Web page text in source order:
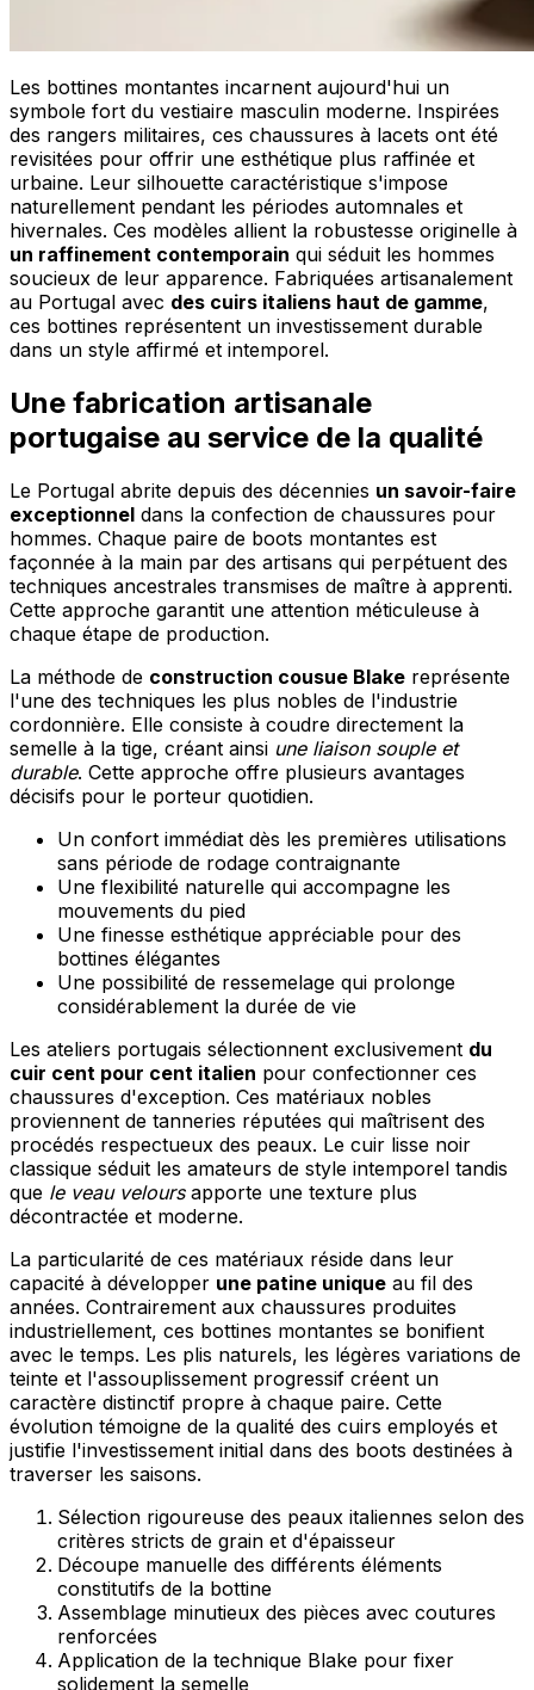
Les bottines montantes incarnent aujourd'hui un
symbole fort du vestiaire masculin moderne. Inspirées
des rangers militaires, ces chaussures à lacets ont été
revisitées pour offrir une esthétique plus raffinée et
urbaine. Leur silhouette caractéristique s'impose
naturellement pendant les périodes automnales et
hivernales. Ces modèles allient la robustesse originelle à
un raffinement contemporain qui séduit les hommes
soucieux de leur apparence. Fabriquées artisanalement
au Portugal avec des cuirs italiens haut de gamme,
ces bottines représentent un investissement durable
dans un style affirmé et intemporel.
Une fabrication artisanale
portugaise au service de la qualité
Le Portugal abrite depuis des décennies un savoir-faire
exceptionnel dans la confection de chaussures pour
hommes. Chaque paire de boots montantes est
façonnée à la main par des artisans qui perpétuent des
techniques ancestrales transmises de maître à apprenti.
Cette approche garantit une attention méticuleuse à
chaque étape de production.
La méthode de construction cousue Blake représente
l'une des techniques les plus nobles de l'industrie
cordonnière. Elle consiste à coudre directement la
semelle à la tige, créant ainsi une liaison souple et
durable. Cette approche offre plusieurs avantages
décisifs pour le porteur quotidien.
Un confort immédiat dès les premières utilisations
sans période de rodage contraignante
Une flexibilité naturelle qui accompagne les
mouvements du pied
Une finesse esthétique appréciable pour des
bottines élégantes
Une possibilité de ressemelage qui prolonge
considérablement la durée de vie
Les ateliers portugais sélectionnent exclusivement du
cuir cent pour cent italien pour confectionner ces
chaussures d'exception. Ces matériaux nobles
proviennent de tanneries réputées qui maîtrisent des
procédés respectueux des peaux. Le cuir lisse noir
classique séduit les amateurs de style intemporel tandis
que le veau veloursapporte une texture plus
décontractée et moderne.
La particularité de ces matériaux réside dans leur
capacité à développer une patine unique au fil des
années. Contrairement aux chaussures produites
industriellement, ces bottines montantes se bonifient
avec le temps. Les plis naturels, les légères variations de
teinte et l'assouplissement progressif créent un
caractère distinctif propre à chaque paire. Cette
évolution témoigne de la qualité des cuirs employés et
justifie l'investissement initial dans des boots destinées à
traverser les saisons.
Sélection rigoureuse des peaux italiennes selon des
critères stricts de grain et d'épaisseur
Découpe manuelle des différents éléments
constitutifs de la bottine
Assemblage minutieux des pièces avec coutures
renforcées
Application de la technique Blake pour fixer
solidement la semelle